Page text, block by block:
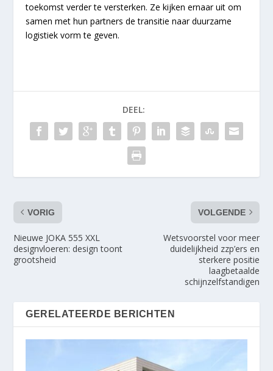
toekomst verder te versterken. Ze kijken ernaar uit om
samen met hun partners de transitie naar duurzame
logistiek vorm te geven.
DEEL:
VORIG
Nieuwe JOKA 555 XXL
designvloeren: design toont
grootsheid
VOLGENDE
Wetsvoorstel voor meer
duidelijkheid zzp’ers en
sterkere positie
laagbetaalde
schijnzelfstandigen
GERELATEERDE BERICHTEN